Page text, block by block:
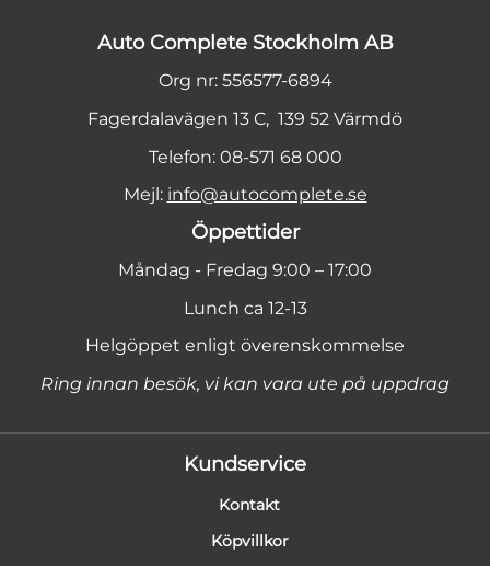
Auto Complete Stockholm AB
Org nr: 556577-6894
Fagerdalavägen 13 C, 139 52 Värmdö
Telefon: 08-571 68 000
Mejl: info@autocomplete.se
Öppettider
Måndag - Fredag 9:00 – 17:00
Lunch ca 12-13
Helgöppet enligt överenskommelse
Ring innan besök, vi kan vara ute på uppdrag
Kundservice
Kontakt
Köpvillkor